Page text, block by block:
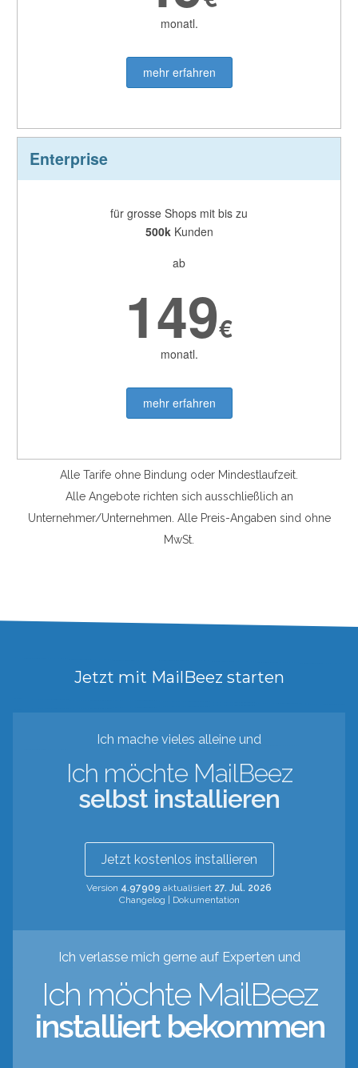
monatl.
mehr erfahren
Enterprise
für grosse Shops mit bis zu
500kKunden
ab
149€
monatl.
mehr erfahren
Alle Tarife ohne Bindung oder Mindestlaufzeit.
Alle Angebote richten sich ausschließlich an
Unternehmer/Unternehmen. Alle Preis-Angaben sind ohne
MwSt.
Jetzt mit MailBeez starten
Ich mache vieles alleine und
Ich möchte MailBeez
selbst installieren
Jetzt kostenlos installieren
Version 4.97909 aktualisiert 27. Jul. 2026
Changelog | Dokumentation
Ich verlasse mich gerne auf Experten und
Ich möchte MailBeez
installiert bekommen